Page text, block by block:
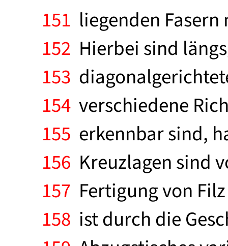
151 liegenden
152 Hierbei sind
153
154 verschiedene
155 erkennbar sind,
156 Kreuzlagen sind
157 Fertigung von
158 ist durch die